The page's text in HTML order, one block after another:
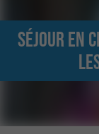
Séjour en